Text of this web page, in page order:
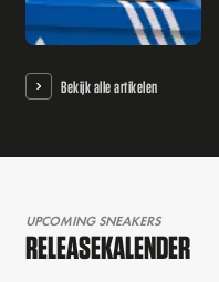
Bekijk alle artikelen
UPCOMING SNEAKERS
RELEASEKALENDER